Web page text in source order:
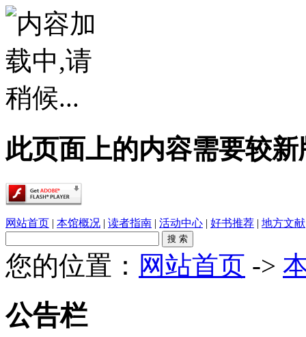
此页面上的内容需要较
网站首页 | 本馆概况 | 读者指南 | 活动中心 | 好书推荐 | 地方文献
您的位置： 网站首页 ->
公告栏
春雨润乡土，书香伴童行——象州县文化广电..
26-08-06
【少儿多媒体图书馆】背了八百遍《出师表》..